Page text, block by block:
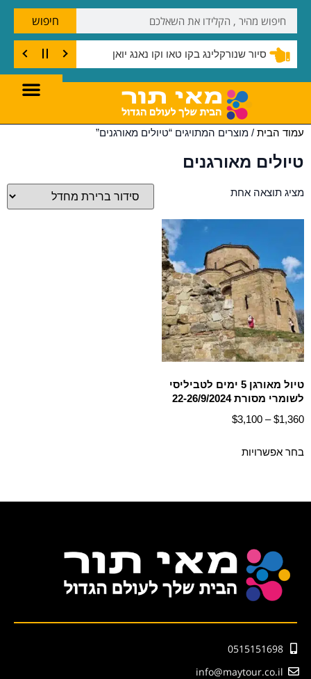
סיור שנורקלינג בקו טאו וקו נאנג יואן
חיפוש
עמוד הבית / מוצרים המתויגים “טיולים מאורגנים”
טיולים מאורגנים
מציג תוצאה אחת
טיול מאורגן 5 ימים לטביליסי
לשומרי מסורת 22-26/9/2024
$1,360
–
$3,100
בחר אפשרויות
0515151698
info@maytour.co.il